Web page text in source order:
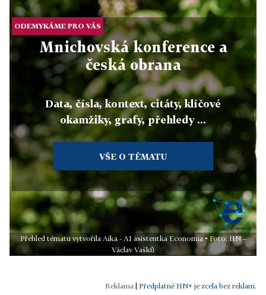
ODEMYKÁME PRO VÁS
Mnichovská konference a
česká obrana
Data, čísla, kontext, citáty, klíčové
okamžiky, grafy, přehledy ...
VŠE O TÉMATU
Přehled tématu vytvořila Aika - AI asistentka Economia • Foto: HN –
Václav Vašků
Předplatné HN+ je zcela bez reklam.